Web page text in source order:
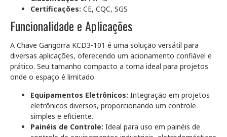
Certificações: CE, CQC, SGS
Funcionalidade e Aplicações
A Chave Gangorra KCD3-101 é uma solução versátil para
diversas aplicações, oferecendo um acionamento confiável e
prático. Seu tamanho compacto a torna ideal para projetos
onde o espaço é limitado.
Equipamentos Eletrônicos: Integração em projetos
eletrônicos diversos, proporcionando um controle
simples e eficiente.
Painéis de Controle: Ideal para uso em painéis de